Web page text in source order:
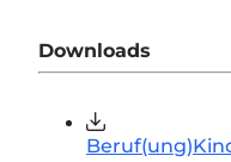
Downloads